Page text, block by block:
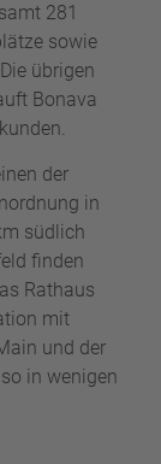
281
sowie
übrigen
Bonava
der
in
südlich
finden
Rathaus
mit
und der
in wenigen